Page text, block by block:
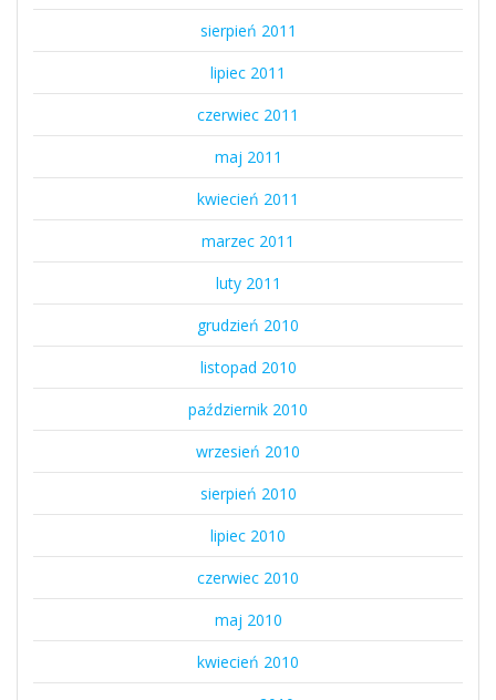
sierpień 2011
lipiec 2011
czerwiec 2011
maj 2011
kwiecień 2011
marzec 2011
luty 2011
grudzień 2010
listopad 2010
październik 2010
wrzesień 2010
sierpień 2010
lipiec 2010
czerwiec 2010
maj 2010
kwiecień 2010